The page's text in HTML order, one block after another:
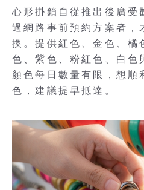
心形掛鎖自從推出後廣受
過網路事前預約方案者，
換。提供紅色、金色、橘
色、紫色、粉紅色、白色
顏色每日數量有限，想順
色，建議提早抵達。